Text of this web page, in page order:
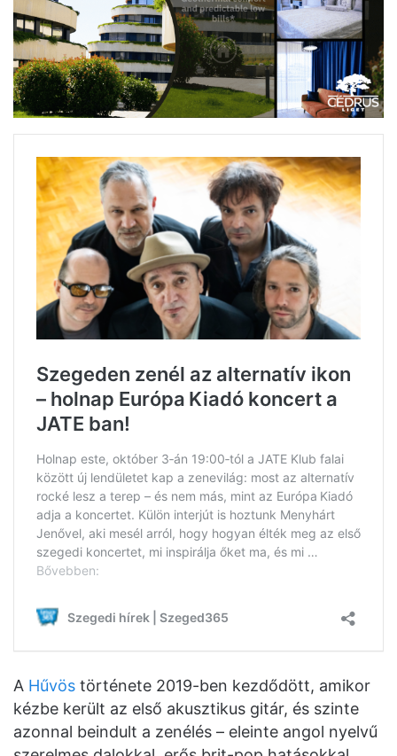
A Hűvös története 2019-ben kezdődött, amikor
kézbe került az első akusztikus gitár, és szinte
azonnal beindult a zenélés – eleinte angol nyelvű